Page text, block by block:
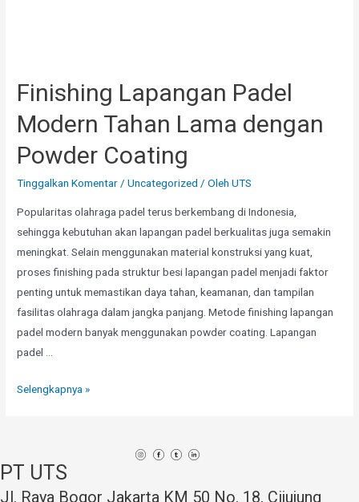
Finishing Lapangan Padel
Modern Tahan Lama dengan
Powder Coating
Tinggalkan Komentar /Uncategorized / OlehUTS
Popularitas olahraga padel terus berkembang di Indonesia,
sehingga kebutuhan akan lapangan padel berkualitas juga semakin
meningkat. Selain menggunakan material konstruksi yang kuat,
proses finishing pada struktur besi lapangan padel menjadi faktor
penting untuk memastikan daya tahan, keamanan, dan tampilan
fasilitas olahraga dalam jangka panjang. Metode finishing lapangan
padel modern banyak menggunakan powder coating. Lapangan
padel …
Finishing
Tahan
Lama
Selengkapnya »
PT UTS
Jl. Raya Bogor Jakarta KM 50 No. 18, Cijujung